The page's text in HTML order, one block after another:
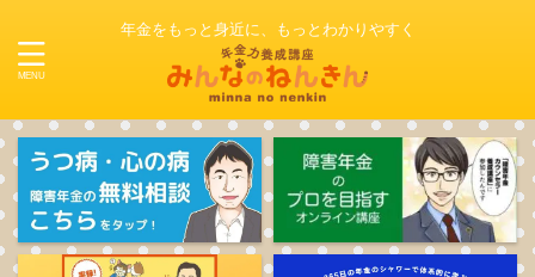
年金をもっと身近に、もっとわかりやすく